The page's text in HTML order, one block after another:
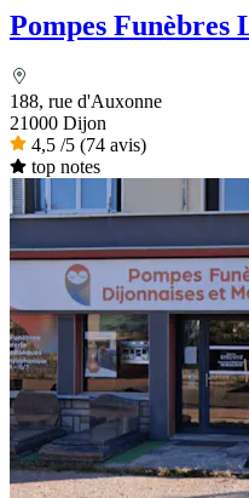
Pompes Funèbres
188, rue d'Auxonne
21000 Dijon
4,5 /5 (74 avis)
top notes